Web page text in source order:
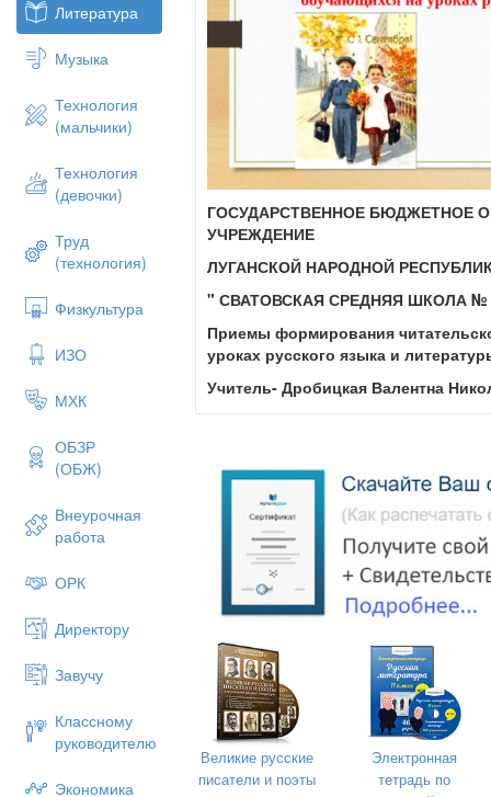
Литература
Музыка
Технология
(мальчики)
Технология
(девочки)
Труд
(технология)
Физкультура
ИЗО
МХК
ОБЗР
(ОБЖ)
Внеурочная
работа
ОРК
Директору
Завучу
Классному
руководителю
Экономика
ГОСУДАРСТВЕННОЕ БЮДЖЕТНОЕ
УЧРЕЖДЕНИЕ
ЛУГАНСКОЙ НАРОДНОЙ
" СВАТОВСКАЯ СРЕДНЯЯ ШКОЛА №
Приемы формирования
уроках русского языка и
Учитель- Дробицкая Валентна
2026 г
Приём «Письмо с дырками» Имя
обозначающая ……,
отвечающая
Великие русские
писатели и поэты
Электронная
тетрадь по